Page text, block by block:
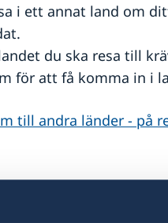
i ett annat land om
du ska resa till
för att få komma in i
till andra länder - på
nationellt id-